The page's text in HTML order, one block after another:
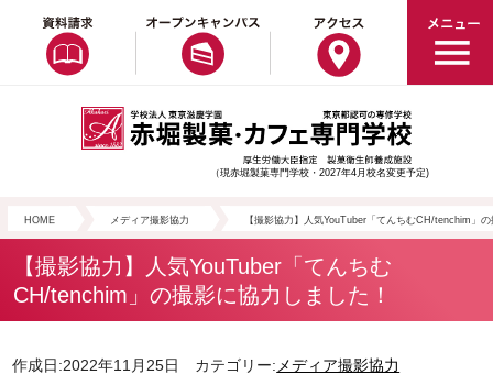
（現赤堀製菓専門学校・2027年4月校名変更予定)
HOME メディア撮影協力 【撮影協力】人気YouTuber「てんちむCH/tenchim」
【撮影協力】人気YouTuber「てんちむ
CH/tenchim」の撮影に協力しました！
作成日:2022年11月25日 カテゴリー:メディア撮影協力